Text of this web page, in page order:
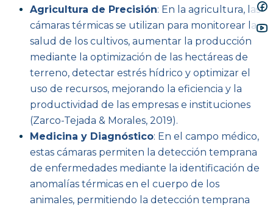
Agricultura de Precisión: En la agricultura, las
cámaras térmicas se utilizan para monitorear la
salud de los cultivos, aumentar la producción
mediante la optimización de las hectáreas de
terreno, detectar estrés hídrico y optimizar el
uso de recursos, mejorando la eficiencia y la
productividad de las empresas e instituciones
(Zarco-Tejada & Morales, 2019).
Medicina y Diagnóstico: En el campo médico,
estas cámaras permiten la detección temprana
de enfermedades mediante la identificación de
anomalías térmicas en el cuerpo de los
animales, permitiendo la detección temprana